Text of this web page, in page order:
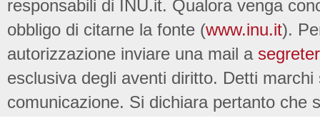
responsabili di INU.it. Qualora venga
obbligo di citarne la fonte (www.inu.it).
autorizzazione inviare una mail a
esclusiva degli aventi diritto. Detti
comunicazione. Si dichiara pertanto che